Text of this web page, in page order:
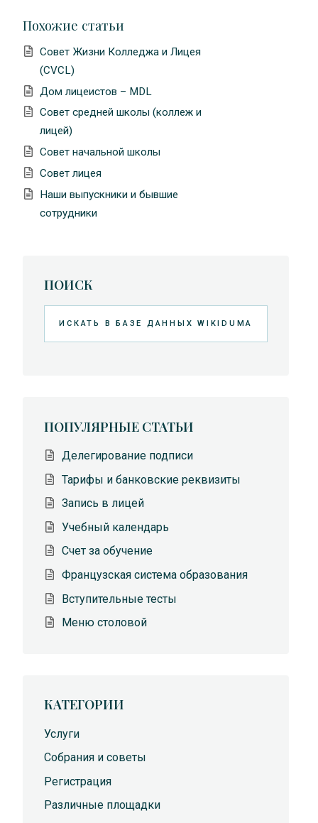
Похожие статьи
Совет Жизни Колледжа и Лицея
(CVCL)
Дом лицеистов – MDL
Совет средней школы (коллеж и
лицей)
Совет начальной школы
Совет лицея
Наши выпускники и бывшие
сотрудники
ПОИСК
ПОПУЛЯРНЫЕ СТАТЬИ
Делегирование подписи
Тарифы и банковские реквизиты
Запись в лицей
Учебный календарь
Счет за обучение
Французская система образования
Вступительные тесты
Меню столовой
КАТЕГОРИИ
Услуги
Собрания и советы
Регистрация
Различные площадки